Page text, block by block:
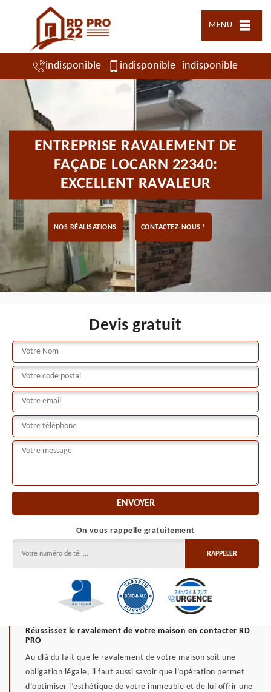
MENU
indisponible indisponible indisponible
ENTREPRISE RAVALEMENT DE
FAÇADE LOCARN 22340:
EXCELLENT RAVALEUR
NOS RÉALISATIONS CONTACTEZ-NOUS !
Devis gratuit
On vous rappelle gratuitement
Réussissez le ravalement de votre maison en contacter RD
PRO
Au dlà du fait que le ravalement de votre maison soit une
obligation légale, il faut aussi savoir que l’opération permet
d’optimiser l’esthétique de votre immeuble et de lui offrir une